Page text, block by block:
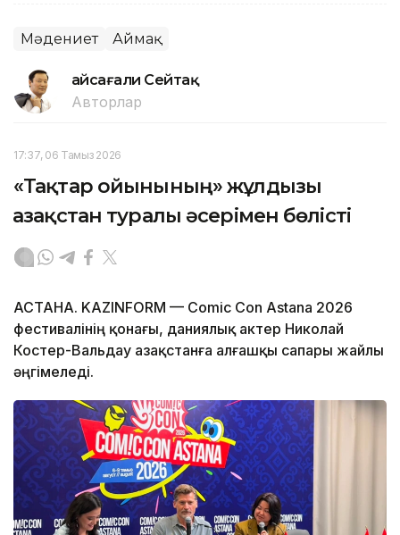
Мәдениет Аймақ
Ғайсағали Сейтақ
Авторлар
17:37, 06 Тамыз 2026
«Тақтар ойынының» жұлдызы
Қазақстан туралы әсерімен бөлісті
АСТАНА. KAZINFORM — Comic Con Astana 2026
фестивалінің қонағы, даниялық актер Николай
Костер-Вальдау Қазақстанға алғашқы сапары жайлы
әңгімеледі.